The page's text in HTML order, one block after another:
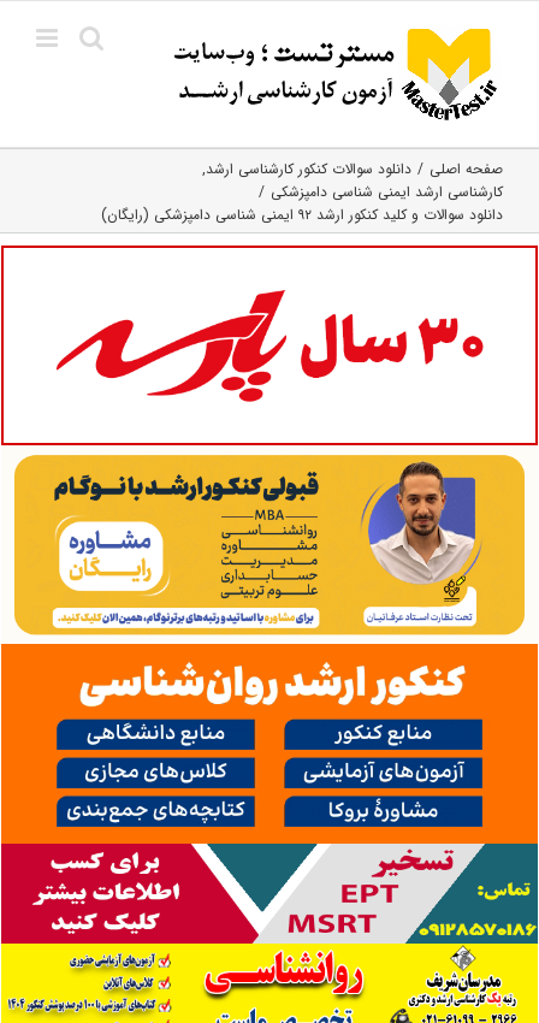
content
صفحه اصلی
دانلود سوالات کنکور کارشناسی ارشد
کارشناسی ارشد ایمنی‌ شناسی دامپزشکی
دانلود سوالات و کلید کنکور ارشد ۹۲ ایمنی شناسی دامپزشکی (رایگان)